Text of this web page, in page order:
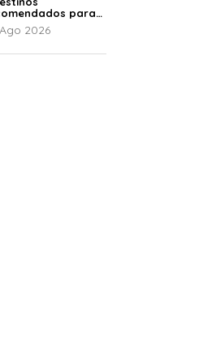
para
el descanso
2026